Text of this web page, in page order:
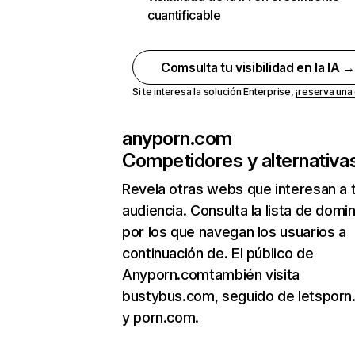
cuantificable
Comsulta tu visibilidad en la IA →
Si te interesa la solución Enterprise,¡reserva
anyporn.com
Competidores y
Revela otras webs que interesan a
audiencia. Consulta la lista de
por los que navegan los usuarios a
continuación de. El público de
Anyporn.comtambién visita
bustybus.com, seguido de
y porn.com.